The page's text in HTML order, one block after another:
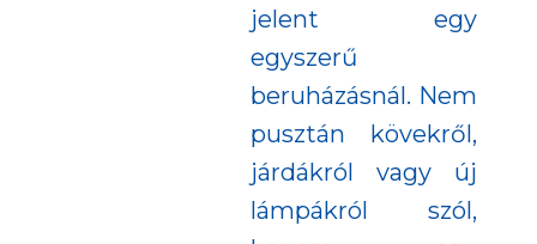
jelent egy
egyszerű
beruházásnál. Nem
pusztán kövekről,
járdákról vagy új
lámpákról szól,